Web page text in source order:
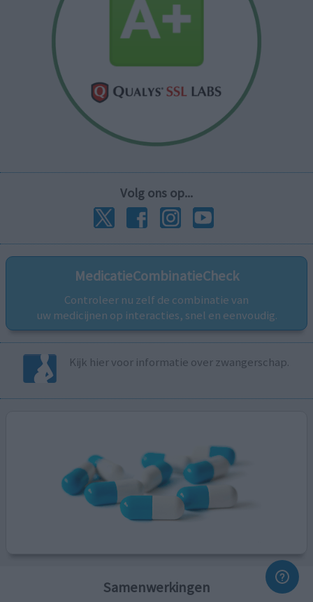
Volg ons op...
MedicatieCombinatieCheck
Controleer nu zelf de combinatie van
uw medicijnen op interacties, snel en eenvoudig.
Kijk hier voor informatie over zwangerschap.
Samenwerkingen